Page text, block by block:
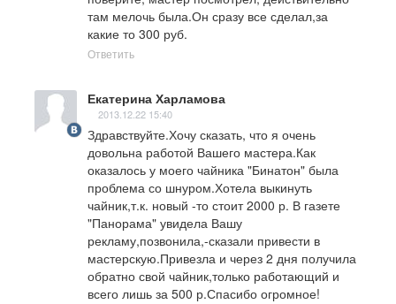
там мелочь была.Он сразу все сделал,за
какие то 300 руб.
Ответить
Екатерина Харламова
2013.12.22 15:40
Здравствуйте.Хочу сказать, что я очень
довольна работой Вашего мастера.Как
оказалось у моего чайника "Бинатон" была
проблема со шнуром.Хотела выкинуть
чайник,т.к. новый -то стоит 2000 р. В газете
"Панорама" увидела Вашу
рекламу,позвонила,-сказали привести в
мастерскую.Привезла и через 2 дня получила
обратно свой чайник,только работающий и
всего лишь за 500 р.Спасибо огромное!